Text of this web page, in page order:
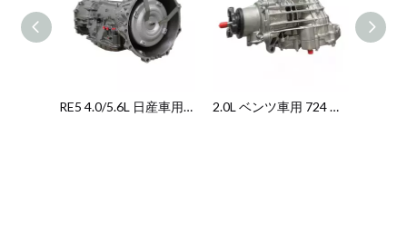
RE5 4.0/5.6L 日産車用トランスミッション 2.0L ベンツ車用 724 トランスミッション